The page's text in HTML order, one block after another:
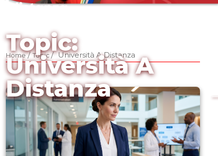
Topic:
Università A
Distanza
Home/ Topic/ Università A Distanza